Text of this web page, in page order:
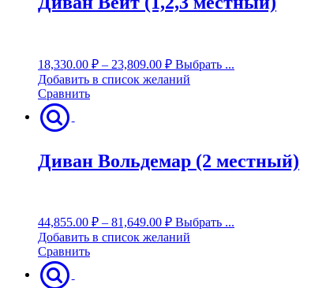
18,330.00 ₽ – 23,809.00 ₽ Выбрать ...
Добавить в список желаний
Сравнить
Диван Вольдемар (2 местный)
44,855.00 ₽ – 81,649.00 ₽ Выбрать ...
Добавить в список желаний
Сравнить